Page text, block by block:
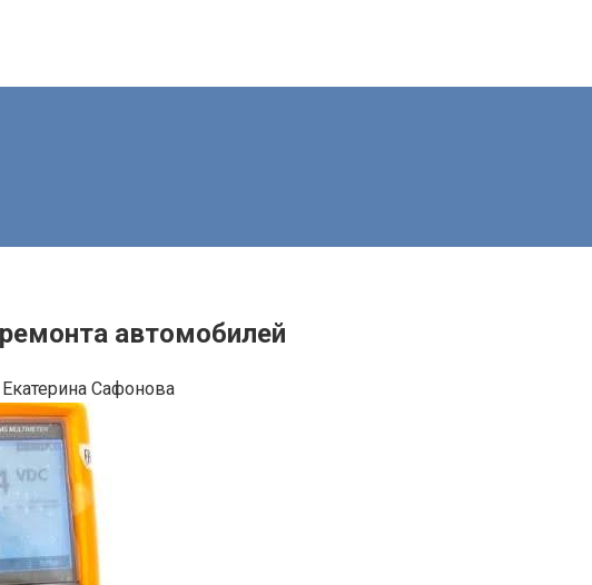
автомобилей
Екатерина Сафонова